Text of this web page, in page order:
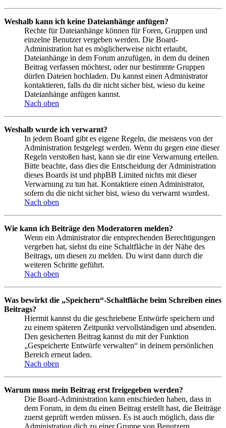
Weshalb kann ich keine Dateianhänge anfügen?
Rechte für Dateianhänge können für Foren, Gruppen und
einzelne Benutzer vergeben werden. Die Board-
Administration hat es möglicherweise nicht erlaubt,
Dateianhänge in dem Forum anzufügen, in dem du deinen
Beitrag verfassen möchtest, oder nur bestimmte Gruppen
dürfen Dateien hochladen. Du kannst einen Administrator
kontaktieren, falls du dir nicht sicher bist, wieso du keine
Dateianhänge anfügen kannst.
Nach oben
Weshalb wurde ich verwarnt?
In jedem Board gibt es eigene Regeln, die meistens von der
Administration festgelegt werden. Wenn du gegen eine dieser
Regeln verstoßen hast, kann sie dir eine Verwarnung erteilen.
Bitte beachte, dass dies die Entscheidung der Administration
dieses Boards ist und phpBB Limited nichts mit dieser
Verwarnung zu tun hat. Kontaktiere einen Administrator,
sofern du die nicht sicher bist, wieso du verwarnt wurdest.
Nach oben
Wie kann ich Beiträge den Moderatoren melden?
Wenn ein Administrator die entsprechenden Berechtigungen
vergeben hat, siehst du eine Schaltfläche in der Nähe des
Beitrags, um diesen zu melden. Du wirst dann durch die
weiteren Schritte geführt.
Nach oben
Was bewirkt die „Speichern“-Schaltfläche beim Schreiben eines
Beitrags?
Hiermit kannst du die geschriebene Entwürfe speichern und
zu einem späteren Zeitpunkt vervollständigen und absenden.
Den gesicherten Beitrag kannst du mit der Funktion
„Gespeicherte Entwürfe verwalten“ in deinem persönlichen
Bereich erneut laden.
Nach oben
Warum muss mein Beitrag erst freigegeben werden?
Die Board-Administration kann entschieden haben, dass in
dem Forum, in dem du einen Beitrag erstellt hast, die Beiträge
zuerst geprüft werden müssen. Es ist auch möglich, dass die
Administration dich zu einer Gruppe von Benutzern